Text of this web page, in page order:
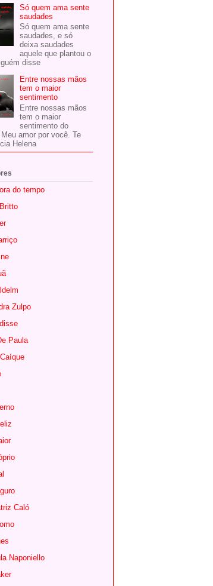
Só quem ama sente
saudades
Só quem ama sente
saudades, e só
deixa saudades
aquele que plantou o
disse
Entre nossas mãos
tem o maior
sentimento
Entre nossas mãos
tem o maior
sentimento do
amor por você. Te
Helena
do tempo
Zulpo
Paula
Caló
Naponiello